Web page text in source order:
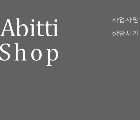
사업자명
상담시